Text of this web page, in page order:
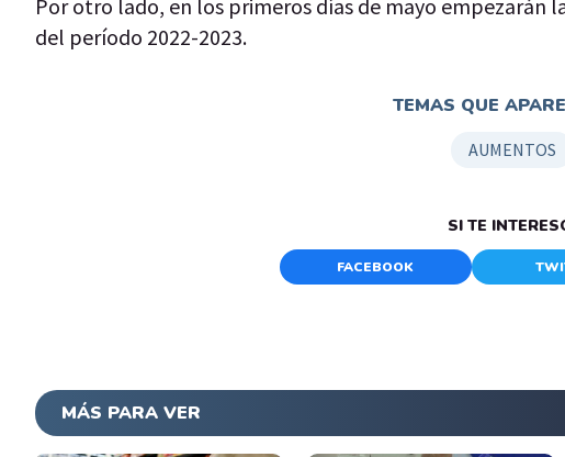
Por otro lado, en los primeros días de mayo empezarán
del período 2022-2023.
TEMAS QUE
AUMENTOS
SI TE
FACEBOOK
MÁS PARA VER